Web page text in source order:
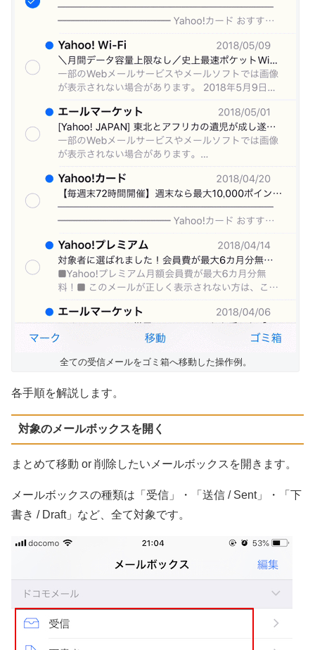
全ての受信メールをゴミ箱へ移動した操作例。
各手順を解説します。
対象のメールボックスを開く
まとめて移動 or 削除したいメールボックスを開きます。
メールボックスの種類は「受信」・「送信 / Sent」・「下
書き / Draft」など、全て対象です。